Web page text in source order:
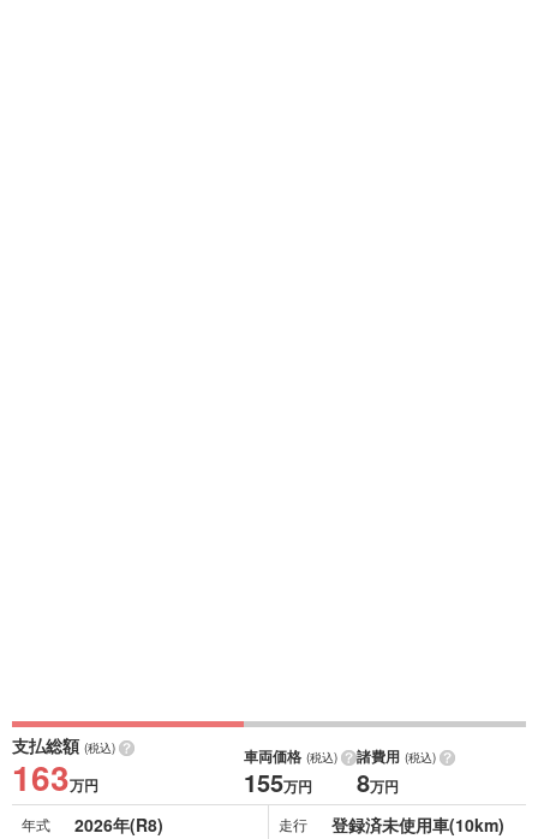
支払総額 (税込)
163万円
車両価格 (税込)
155万円
諸費用 (税込)
8万円
年式 2026年(R8) 走行 登録済未使用車(10km)